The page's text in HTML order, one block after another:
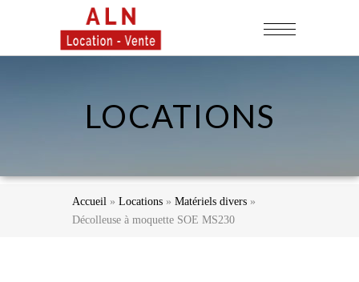
LOCATIONS
Accueil» Locations» Matériels divers»
Décolleuse à moquette SOE MS230